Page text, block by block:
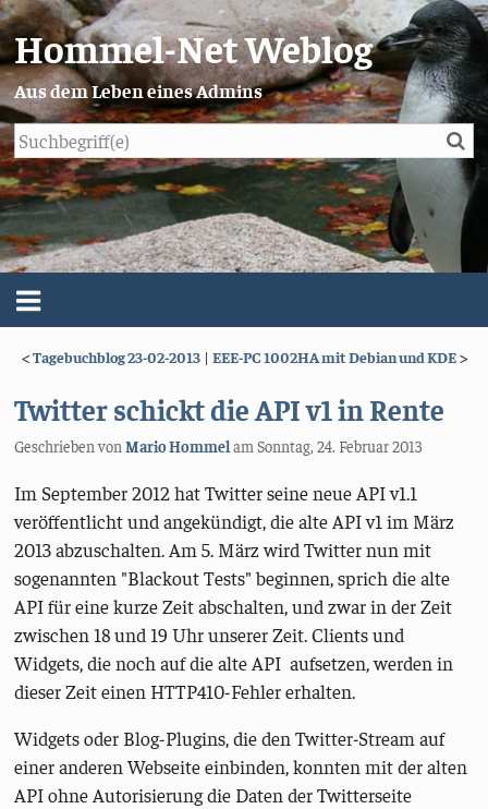
Hommel-Net Weblog
Aus dem Leben eines Admins
Menü
Impressum/Datenschutz
<Tagebuchblog 23-02-2013 | EEE-PC 1002HA mit Debian und KDE>
Twitter schickt die API v1 in Rente
Geschrieben vonMario HommelamSonntag, 24. Februar 2013
Im September 2012 hat Twitter seine neue API v1.1
veröffentlicht und angekündigt, die alte API v1 im März
2013 abzuschalten. Am 5. März wird Twitter nun mit
sogenannten "Blackout Tests" beginnen, sprich die alte
API für eine kurze Zeit abschalten, und zwar in der Zeit
zwischen 18 und 19 Uhr unserer Zeit. Clients und
Widgets, die noch auf die alte API aufsetzen, werden in
dieser Zeit einen HTTP410-Fehler erhalten.
Widgets oder Blog-Plugins, die den Twitter-Stream auf
einer anderen Webseite einbinden, konnten mit der alten
API ohne Autorisierung die Daten der Twitterseite